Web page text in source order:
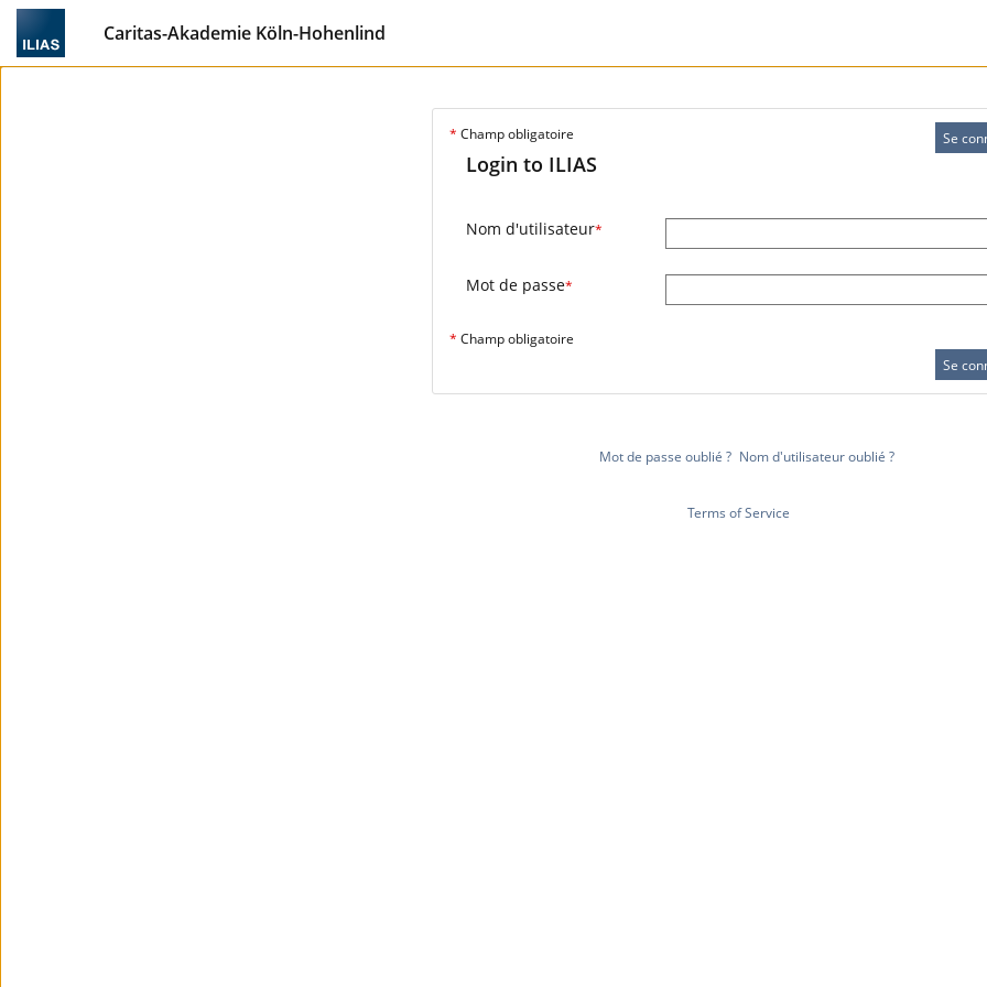
Caritas-Akademie Köln-Hohenlind
Se
* Champ obligatoire
Login to ILIAS
Nom d'utilisateur*
Mot de passe*
* Champ obligatoire
Se
Mot de passe oublié ? Nom d'utilisateur oublié ?
Terms of Service